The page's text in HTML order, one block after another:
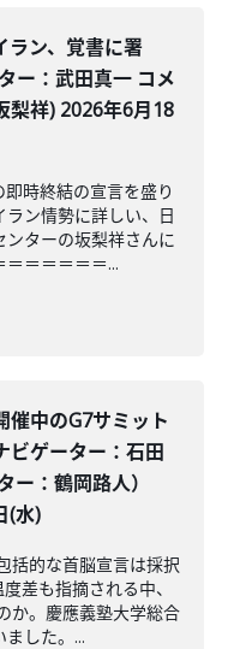
ラン、覚書に署
ー：武田真一 コメ
梨祥) 2026年6月18
時終結の宣言を盛り
ン情勢に詳しい、日
ターの坂梨祥さんに
＝＝＝＝＝...
催中のG7サミット
ビゲーター：石田
ー：鶴岡路人）
(水)
括的な首脳宣言は採択
差も指摘される中、
か。慶應義塾大学総合
した。...